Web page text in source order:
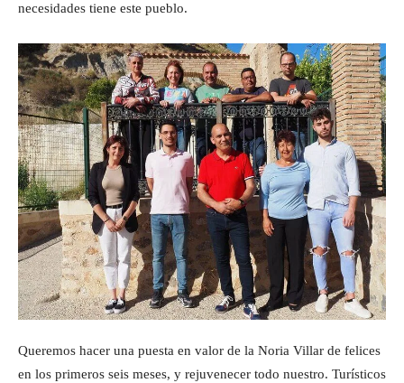
necesidades tiene este pueblo.
Queremos hacer una puesta en valor de la Noria Villar de felices
en los primeros seis meses, y rejuvenecer todo nuestro. Turísticos